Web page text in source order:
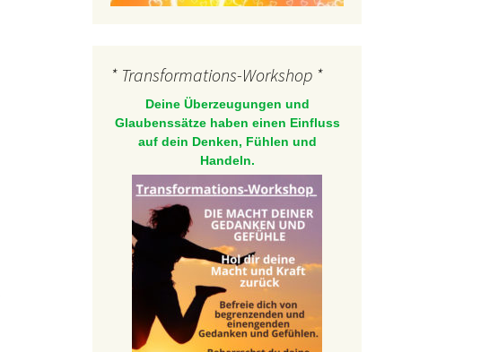
* Transformations-Workshop *
Deine Überzeugungen und
Glaubenssätze haben einen Einfluss
auf dein Denken, Fühlen und
Handeln.